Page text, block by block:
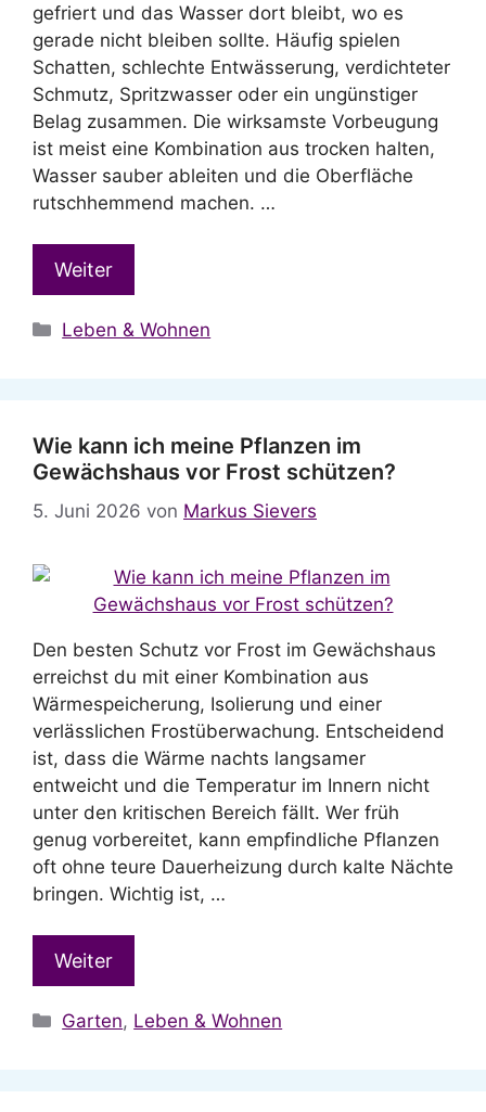
gefriert und das Wasser dort bleibt, wo es
gerade nicht bleiben sollte. Häufig spielen
Schatten, schlechte Entwässerung, verdichteter
Schmutz, Spritzwasser oder ein ungünstiger
Belag zusammen. Die wirksamste Vorbeugung
ist meist eine Kombination aus trocken halten,
Wasser sauber ableiten und die Oberfläche
rutschhemmend machen. …
Weiter
Kategorien
Leben & Wohnen
Wie kann ich meine Pflanzen im
Gewächshaus vor Frost schützen?
5. Juni 2026 von Markus Sievers
Den besten Schutz vor Frost im Gewächshaus
erreichst du mit einer Kombination aus
Wärmespeicherung, Isolierung und einer
verlässlichen Frostüberwachung. Entscheidend
ist, dass die Wärme nachts langsamer
entweicht und die Temperatur im Innern nicht
unter den kritischen Bereich fällt. Wer früh
genug vorbereitet, kann empfindliche Pflanzen
oft ohne teure Dauerheizung durch kalte Nächte
bringen. Wichtig ist, …
Weiter
Kategorien
Garten, Leben & Wohnen